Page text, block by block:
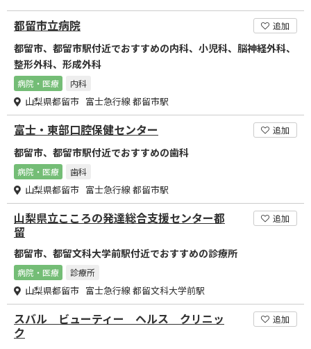
都留市立病院 追加
都留市、都留市駅付近でおすすめの内科、小児科、脳神経外科、
整形外科、形成外科
病院・医療 内科
山梨県都留市 富士急行線 都留市駅
富士・東部口腔保健センター 追加
都留市、都留市駅付近でおすすめの歯科
病院・医療 歯科
山梨県都留市 富士急行線 都留市駅
山梨県立こころの発達総合支援センター都
留
追加
都留市、都留文科大学前駅付近でおすすめの診療所
病院・医療 診療所
山梨県都留市 富士急行線 都留文科大学前駅
スバル ビューティー ヘルス クリニッ
ク
追加